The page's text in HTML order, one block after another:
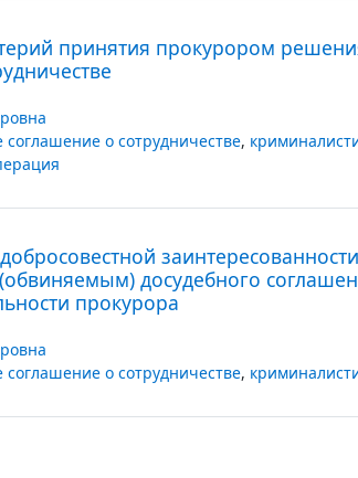
принятия прокурором
соглашение о сотрудничестве,
досудебного
прокурора
соглашение о сотрудничестве,